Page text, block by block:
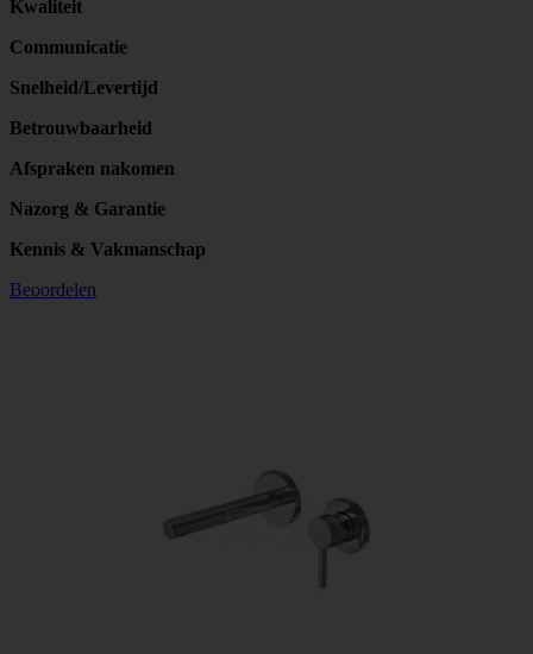
Kwaliteit
Communicatie
Snelheid/Levertijd
Betrouwbaarheid
Afspraken nakomen
Nazorg & Garantie
Kennis & Vakmanschap
Beoordelen